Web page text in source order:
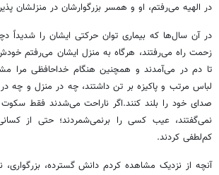
در الهیه می‌رفتم، او و همسر بزرگوارشان در منزلشان
در آن‌ سال‌ها که بیماری توان حرکتی ایشان را شدیداً
زحمت راه می‌رفتند، هرگاه به منزل ایشان می‌‍‌رفتم
تا دم در می‌آمدند و همچنین هنگام خداحافظی مرا
لباس مرتب و پاکیزه بر تن داشتند، چه در منزل و چه
صدای خود را بلند کنند.اگر ناراحت می‌شدند فقط
نمی‌گفتند، عیب کسی را برنمی‌شمردند؛ حتی از
کم‌لطفی کردند.
آنچه از نزدیک مشاهده کردم دانش گسترده،